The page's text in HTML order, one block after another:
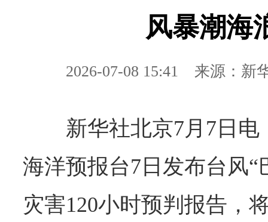
风暴潮海
2026-07-08 15:41 来源：新
新华社北京7月7日
海洋预报台7日发布台风“
灾害120小时预判报告，